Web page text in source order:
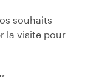
souhaits
la visite pour